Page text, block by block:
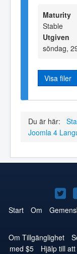
Maturity
Stable
Utgiven
söndag,
Visa filer
Du är här:
Joomla 4
på
Start Om
Om Tillgänglighet
med $5
Hjälp till